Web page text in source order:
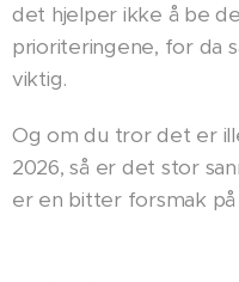
det hjelper ikke å be
prioriteringene, for da
viktig.
Og om du tror det er
2026, så er det stor
er en bitter forsmak